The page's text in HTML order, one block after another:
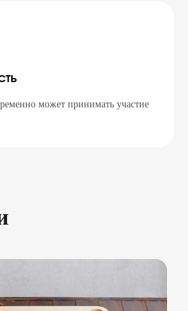
может принимать участие